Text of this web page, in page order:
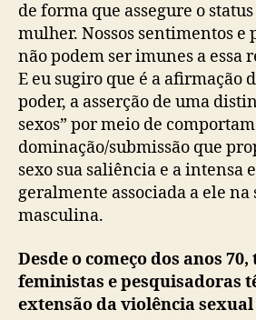
de forma que assegure o
mulher. Nossos sentimentos e
não podem ser imunes a essa
E eu sugiro que é a afirmação
poder, a asserção de uma
sexos” por meio de
dominação/submissão que
sexo sua saliência e a intensa
geralmente associada a ele
masculina.
Desde o começo dos anos
feministas e pesquisadoras
extensão da violência sexual